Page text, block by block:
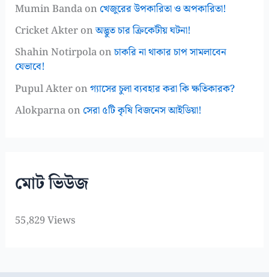
Mumin Bandaon খেজুরের উপকারিতা ও অপকারিতা!
Cricket Akteronঅদ্ভুত চার ক্রিকেটীয় ঘটনা!
Shahin Notirpolaonচাকরি না থাকার চাপ সামলাবেন
যেভাবে!
Pupul Akteronগ্যাসের চুলা ব্যবহার করা কি ক্ষতিকারক?
Alokparnaon সেরা ৫টি কৃষি বিজনেস আইডিয়া!
মোট ভিউজ
55,829 Views